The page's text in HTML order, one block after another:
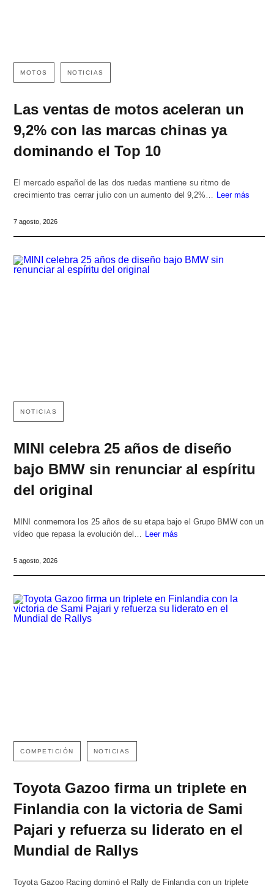
MOTOS NOTICIAS
Las ventas de motos aceleran un
9,2% con las marcas chinas ya
dominando el Top 10
El mercado español de las dos ruedas mantiene su ritmo de
crecimiento tras cerrar julio con un aumento del 9,2%…
Leer más
7 agosto, 2026
NOTICIAS
MINI celebra 25 años de diseño
bajo BMW sin renunciar al espíritu
del original
MINI conmemora los 25 años de su etapa bajo el Grupo BMW con un
vídeo que repasa la evolución del… Leer más
5 agosto, 2026
COMPETICIÓN NOTICIAS
Toyota Gazoo firma un triplete en
Finlandia con la victoria de Sami
Pajari y refuerza su liderato en el
Mundial de Rallys
Toyota Gazoo Racing dominó el Rally de Finlandia con un triplete